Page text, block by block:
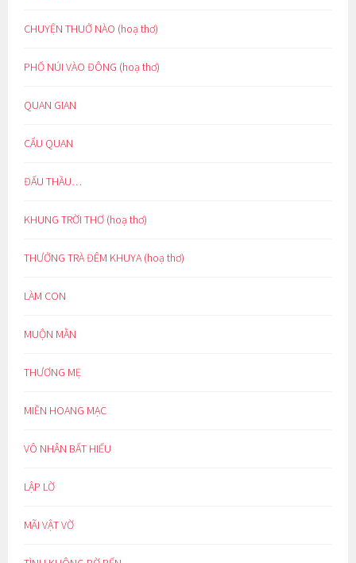
CHUYỆN THUỞ NÀO (hoạ thơ)
PHỐ NÚI VÀO ĐÔNG (hoạ thơ)
QUAN GIAN
CẨU QUAN
ĐẤU THẦU…
KHUNG TRỜI THƠ (hoạ thơ)
THƯỞNG TRÀ ĐÊM KHUYA (hoạ thơ)
LÀM CON
MUỘN MẰN
THƯƠNG MẸ
MIỀN HOANG MẠC
VÔ NHÂN BẤT HIẾU
LẬP LỜ
MÃI VẬT VỜ